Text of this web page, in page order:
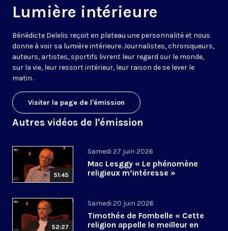
Lumière intérieure
Bénédicte Delelis reçoit en plateau une personnalité et nous
donne à voir sa lumière intérieure. Journalistes, chroniqueurs,
auteurs, artistes, sportifs livrent leur regard sur le monde,
sur la vie, leur ressort intérieur, leur raison de se lever le
matin.
Visiter la page de l'émission
Autres vidéos de l'émission
51:45
Samedi 27 juin 2026
Mac Lesggy « Le phénomène
religieux m’intéresse »
52:27
Samedi 20 juin 2026
Timothée de Fombelle « Cette
religion appelle le meilleur en